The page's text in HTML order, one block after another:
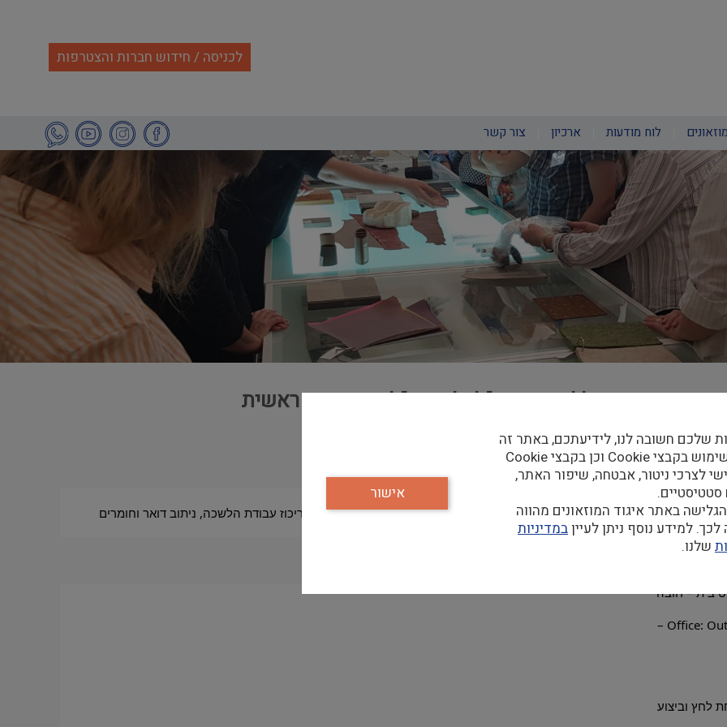
לכניסה / חידוש חברות והצטרפות
לוח מודעות ארכיון צור קשר
ללשכת מנכ"ל ולסמנכ"לית ואוצרת ראשית
בהזמנות רכש, ציוד משרדי וכיבוד, ארגון חדר הישיבות ושמירה על סדר וניקיון.
מענה טלפוני וקבלת אורחי הלשכה.
לחץ וביצוע
שלכם חשובה לנו, לידיעתכם, באתר זה
נעשה שימוש בקבצי Cookie וכן בקבצי Cookie
לצרכי ניטור, אבטחה, שיפור האתר,
סטטיסטיים.
באתר איגוד המוזאונים מהווה
למידע נוסף ניתן לעייןבמדיניות
שלנו.
אישור